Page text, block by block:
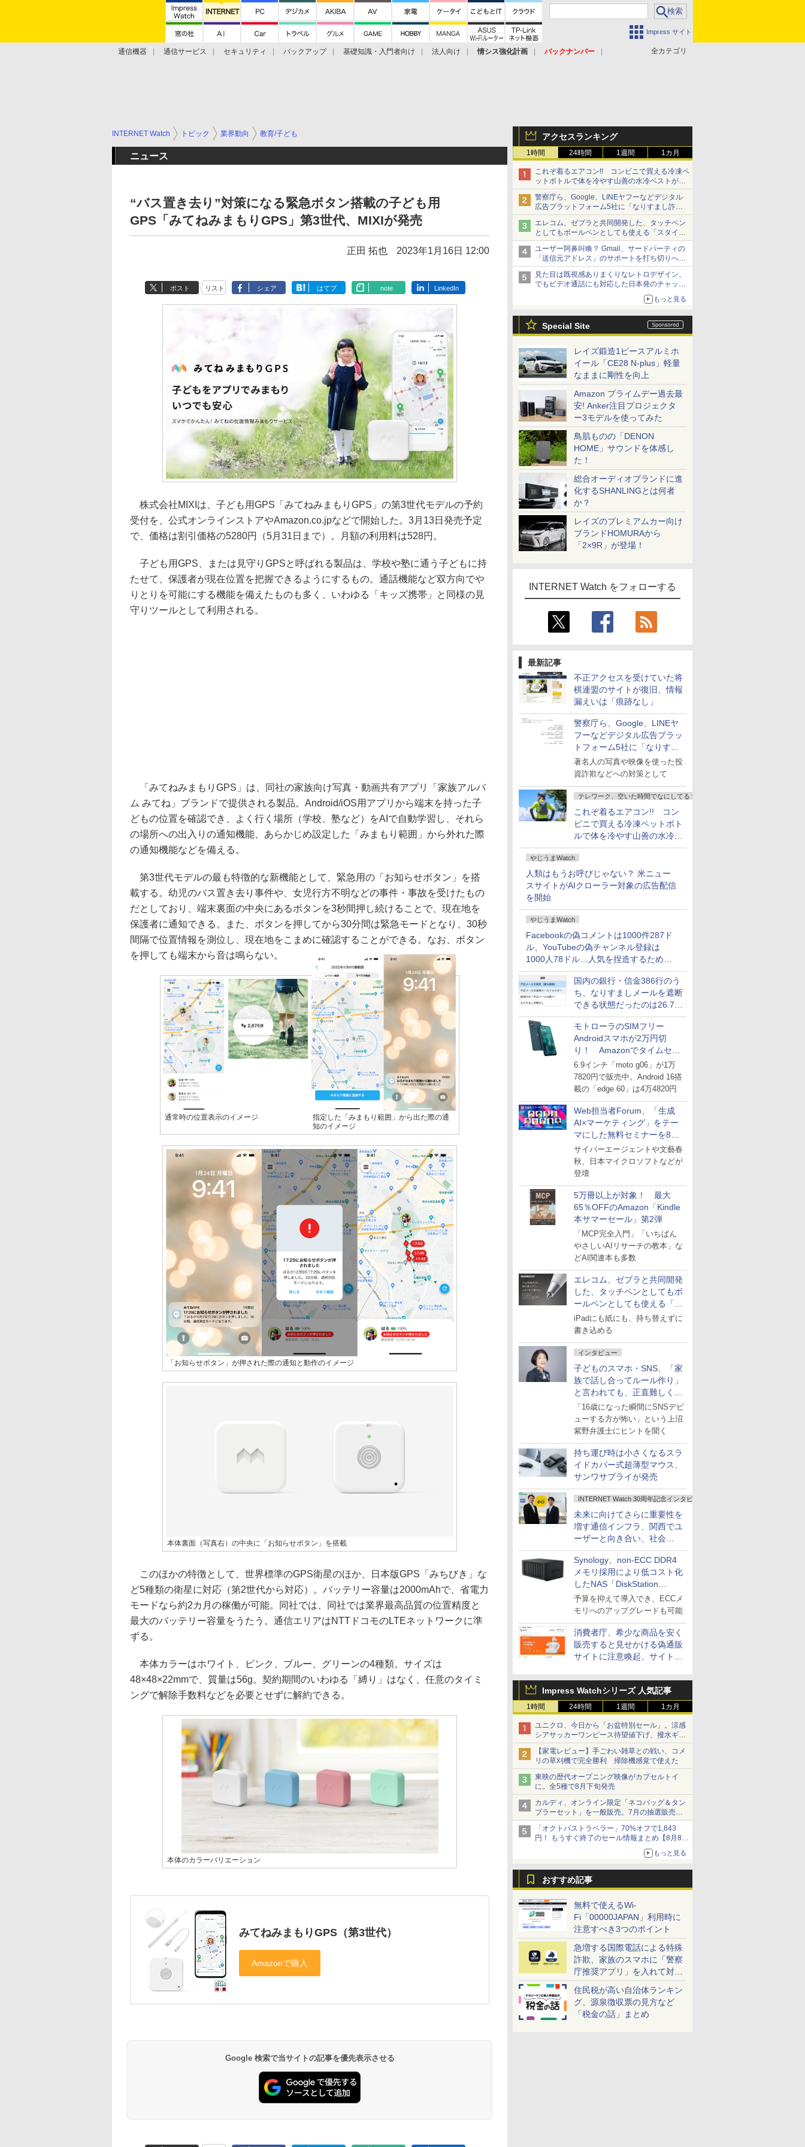
Impress サイト
全カテゴリ
通信機器 通信サービス セキュリティ バックアップ 基礎知識・入門者向け 法人向け 情シス強化計画
バックナンバー
アクセスランキング
1時間 24時間 1週間 1カ月
これぞ着るエアコン!! コンビニで買える冷凍ペ
ットボトルで体を冷やす山善の水冷ベストがロ
ードバイクにちょうどいい【ぼっち・ざ・ろー
ど！その14】【空いた時間でなにしてる？】
警察庁ら、Google、LINEヤフーなどデジタル
広告プラットフォーム5社に「なりすまし詐欺
広告」対策強化を要請 著名人の写真や映像を
使った投資詐欺などへの対策として
エレコム、ゼブラと共同開発した、タッチペン
としてもボールペンとしても使える「スタイラ
スツーウェイ」発売 iPadにも紙にも、持ち替
えずに書き込める
ユーザー阿鼻叫喚？ Gmail、サードパーティの
「送信元アドレス」のサポートを打ち切りへ
【やじうまWatch】
見た目は既視感ありまくりなレトロデザイン、
でもビデオ通話にも対応した日本発のチャット
もっと見る
Special Site
レイズ鍛造1ピースアルミホ
イール「CE28 N-plus」軽量
なままに剛性を向上
Amazon プライムデー過去最
安! Anker注目プロジェクタ
ー3モデルを使ってみた
鳥肌ものの「DENON
HOME」サウンドを体感し
た！
総合オーディオブランドに進
化するSHANLINGとは何者
か？
レイズのプレミアムカー向け
ブランドHOMURAから
「2×9R」が登場！
INTERNET Watch をフォローする
最新記事
不正アクセスを受けていた将
棋連盟のサイトが復旧、情報
漏えいは「痕跡なし」
警察庁ら、Google、LINEヤ
フーなどデジタル広告プラッ
トフォーム5社に「なりすま
し詐欺広告」対策強化を要請
著名人の写真や映像を使った投
資詐欺などへの対策として
テレワーク、空いた時間でなにしてる？
これぞ着るエアコン!! コン
ビニで買える冷凍ペットボト
ルで体を冷やす山善の水冷ベ
ストがロードバイクにちょう
どいい【ぼっち・ざ・ろー
ど！その14】
やじうまWatch
人類はもうお呼びじゃない？ 米ニュー
スサイトがAIクローラー対象の広告配信
を開始
やじうまWatch
Facebookの偽コメントは1000件287ド
ル、YouTubeの偽チャンネル登録は
1000人78ドル…人気を捏造するための
価格リストが公開中
国内の銀行・信金386行のう
ち、なりすましメールを遮断
できる状態だったのは26.7％
にとどまる～GMOブランド
セキュリティ調査
モトローラのSIMフリー
Androidスマホが2万円切
り！ Amazonでタイムセー
ル
6.9インチ「moto g06」が1万
7820円で販売中。Android 16搭
載の「edge 60」は4万4820円
Web担当者Forum、「生成
AI×マーケティング」をテー
マにした無料セミナーを8月
27日にオンライン開催
サイバーエージェントや文藝春
秋、日本マイクロソフトなどが
登壇
5万冊以上が対象！ 最大
65％OFFのAmazon「Kindle
本サマーセール」第2弾
「MCP完全入門」「いちばん
やさしいAIリサーチの教本」な
どAI関連本も多数
エレコム、ゼブラと共同開発
した、タッチペンとしてもボ
ールペンとしても使える「ス
タイラスツーウェイ」発売
iPadにも紙にも、持ち替えずに
書き込める
インタビュー
子どものスマホ・SNS、「家
族で話し合ってルール作り」
と言われても、正直難しくな
いですか？
「16歳になった瞬間にSNSデビ
ューする方が怖い」という上沼
紫野弁護士にヒントを聞く
持ち運び時は小さくなるスラ
イドカバー式超薄型マウス、
サンワサプライが発売
INTERNET Watch 30周年記念インタビュー
未来に向けてさらに重要性を
増す通信インフラ、関西でユ
ーザーと向き合い、社会
の“あたらしい”を起動し続け
る～オプテージ
Synology、non-ECC DDR4
メモリ採用により低コスト化
したNAS「DiskStation
neo+」シリーズ
予算を抑えて導入でき、ECCメ
モリへのアップグレードも可能
消費者庁、希少な商品を安く
販売すると見せかける偽通販
サイトに注意喚起、サイト名
Impress Watchシリーズ 人気記事
1時間 24時間 1週間 1カ月
ユニクロ、今日から「お盆特別セール」。涼感
シアサッカーワンピース待望値下げ、撥水ギア
ショーツは1990円に
【家電レビュー】手ごわい雑草との戦い、コメ
リの草刈機で完全勝利 掃除機感覚で使えた
東映の歴代オープニング映像がカプセルトイ
に。全5種で8月下旬発売
カルディ、オンライン限定「ネコバッグ＆タン
ブラーセット」を一般販売。7月の抽選販売の
当選無効分
「オクトパストラベラー」70%オフで1,643
円！ もうすぐ終了のセール情報まとめ【8月8日
ニンテンドーeショップでは「大神 絶景版」が
もっと見る
おすすめ記事
無料で使えるWi-
Fi「00000JAPAN」利用時に
注意すべき3つのポイント
急増する国際電話による特殊
詐欺、家族のスマホに「警察
庁推奨アプリ」を入れて対策
しよう！
住民税が高い自治体ランキン
グ、源泉徴収票の見方など
「税金の話」まとめ
INTERNET Watch トピック 業界動向 教育/子ども
ニュース
“バス置き去り”対策になる緊急ボタン搭載の子ども用
GPS「みてねみまもりGPS」第3世代、MIXIが発売
正田 拓也 2023年1月16日 12:00
ポスト リスト シェア はてブ note LinkedIn
株式会社MIXIは、子ども用GPS「みてねみまもりGPS」の第3世代モデルの予約
受付を、公式オンラインストアやAmazon.co.jpなどで開始した。3月13日発売予定
で、価格は割引価格の5280円（5月31日まで）。月額の利用料は528円。
子ども用GPS、または見守りGPSと呼ばれる製品は、学校や塾に通う子どもに持
たせて、保護者が現在位置を把握できるようにするもの。通話機能など双方向でや
りとりを可能にする機能を備えたものも多く、いわゆる「キッズ携帯」と同様の見
守りツールとして利用される。
「みてねみまもりGPS」は、同社の家族向け写真・動画共有アプリ「家族アルバ
ム みてね」ブランドで提供される製品。Android/iOS用アプリから端末を持った子
どもの位置を確認でき、よく行く場所（学校、塾など）をAIで自動学習し、それら
の場所への出入りの通知機能、あらかじめ設定した「みまもり範囲」から外れた際
の通知機能などを備える。
第3世代モデルの最も特徴的な新機能として、緊急用の「お知らせボタン」を搭
載する。幼児のバス置き去り事件や、女児行方不明などの事件・事故を受けたもの
だとしており、端末裏面の中央にあるボタンを3秒間押し続けることで、現在地を
保護者に通知できる。また、ボタンを押してから30分間は緊急モードとなり、30秒
間隔で位置情報を測位し、現在地をこまめに確認することができる。なお、ボタン
を押しても端末から音は鳴らない。
通常時の位置表示のイメージ
指定した「みまもり範囲」から出た際の通
知のイメージ
「お知らせボタン」が押された際の通知と動作のイメージ
本体裏面（写真右）の中央に「お知らせボタン」を搭載
このほかの特徴として、世界標準のGPS衛星のほか、日本版GPS「みちびき」な
ど5種類の衛星に対応（第2世代から対応）。バッテリー容量は2000mAhで、省電力
モードなら約2カ月の稼働が可能。同社では、同社では業界最高品質の位置精度と
最大のバッテリー容量をうたう。通信エリアはNTTドコモのLTEネットワークに準
ずる。
本体カラーはホワイト、ピンク、ブルー、グリーンの4種類。サイズは
48×48×22mmで、質量は56g。契約期間のいわゆる「縛り」はなく、任意のタイミ
ングで解除手数料などを必要とせずに解約できる。
本体のカラーバリエーション
みてねみまもりGPS（第3世代）
Google 検索で当サイトの記事を優先表示させる